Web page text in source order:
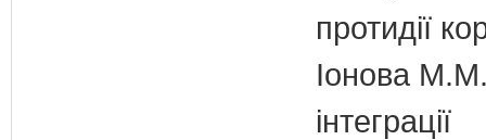
протидії
Іонова М.М.
інтеграції